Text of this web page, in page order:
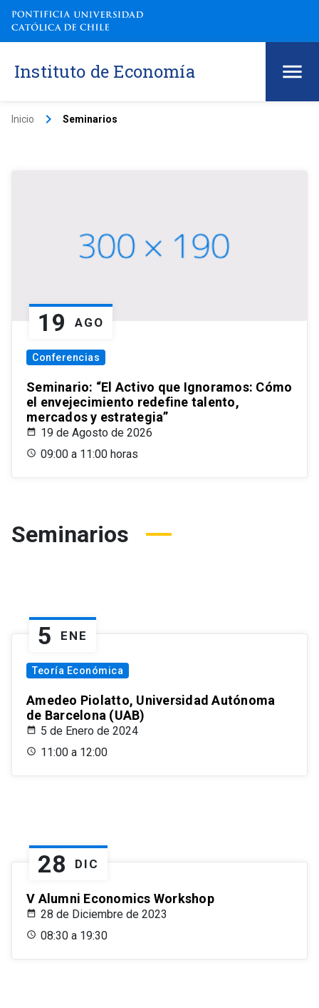
Instituto de Economía
Inicio keyboard_arrow_right Seminarios
19 AGO
Conferencias
Seminario: “El Activo que Ignoramos: Cómo
el envejecimiento redefine talento,
mercados y estrategia”
19 de Agosto de 2026
09:00 a 11:00 horas
Seminarios
5 ENE
Teoría Económica
Amedeo Piolatto, Universidad Autónoma
de Barcelona (UAB)
5 de Enero de 2024
11:00 a 12:00
28 DIC
V Alumni Economics Workshop
28 de Diciembre de 2023
08:30 a 19:30